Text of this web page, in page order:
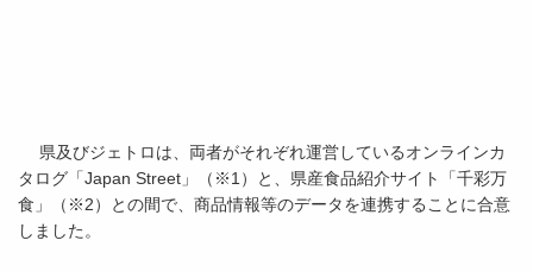
県及びジェトロは、両者がそれぞれ運営しているオンラインカ
タログ「Japan Street」（※1）と、県産食品紹介サイト「千彩万
食」（※2）との間で、商品情報等のデータを連携することに合意
しました。